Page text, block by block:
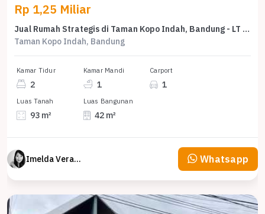
Rp 1,25 Miliar
Jual Rumah Strategis di Taman Kopo Indah, Bandung - LT 93m²
Taman Kopo Indah, Bandung
Kamar Tidur
2
Kamar Mandi
1
Carport
1
Luas Tanah
93 m²
Luas Bangunan
42 m²
Imelda Veranika Whatsapp